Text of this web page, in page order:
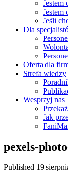
Jestem
Jestem
Jeśli
Dla
Oferta dla
Strefa wiedzy
Wesprzyj nas
Jak
pexels-
Published 19